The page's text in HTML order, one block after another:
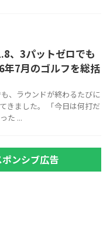
、3パットゼロでも
7月のゴルフを総括
、ラウンドが終わるたびに
きました。 「今日は何打だ
た ...
ンシブ広告